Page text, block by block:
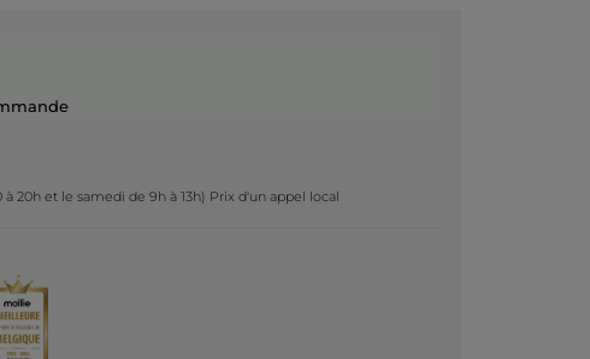
20h et le samedi de 9h à 13h) Prix d'un appel local